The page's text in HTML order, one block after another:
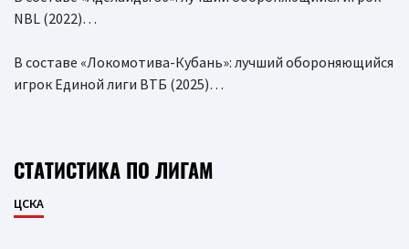
NBL (2022)…
В составе «Локомотива-Кубань»: лучший обороняющийся
игрок Единой лиги ВТБ (2025)…
СТАТИСТИКА ПО ЛИГАМ
ЦСКА